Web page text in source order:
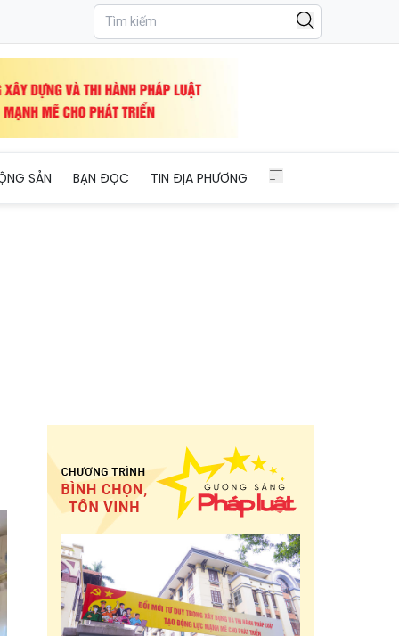
SẢN BẠN ĐỌC TIN ĐỊA PHƯƠNG